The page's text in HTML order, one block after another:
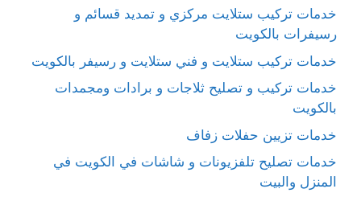
خدمات تركيب ستلايت مركزي و تمديد قسائم و
رسيفرات بالكويت
خدمات تركيب ستلايت و فني ستلايت و رسيفر بالكويت
خدمات تركيب و تصليح ثلاجات و برادات ومجمدات
بالكويت
خدمات تزيين حفلات زفاف
خدمات تصليح تلفزيونات و شاشات في الكويت في
المنزل والبيت